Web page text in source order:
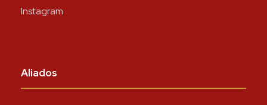
Instagram
Aliados